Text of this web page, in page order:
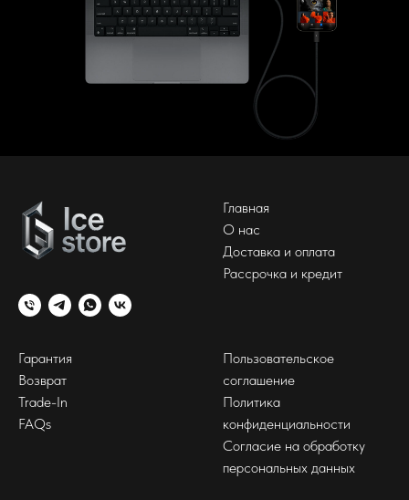
Главная
О нас
Доставка и оплата
Рассрочка и кредит
Гарантия
Возврат
Trade-In
FAQs
Пользовательское
соглашение
Политика
конфиденциальности
Согласие на обработку
персональных данных